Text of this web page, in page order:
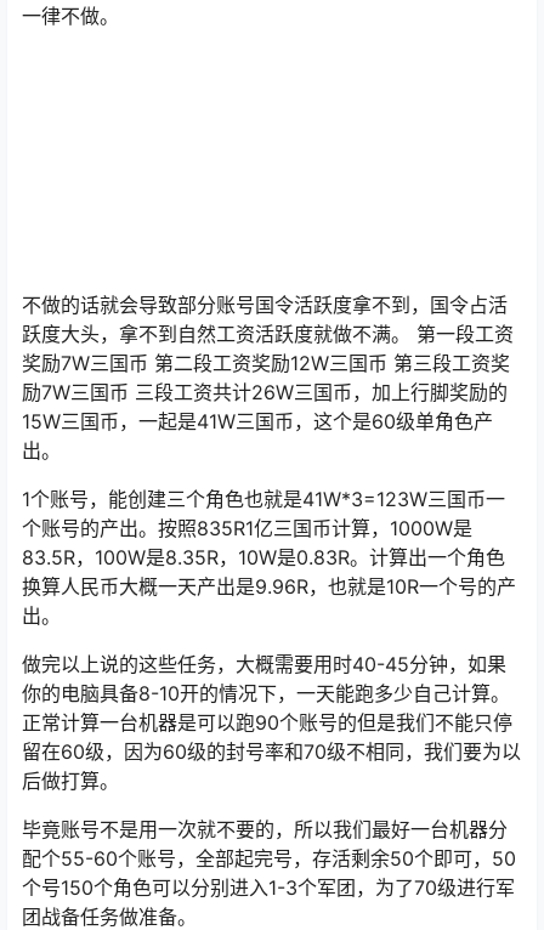
一律不做。
不做的话就会导致部分账号国令活跃度拿不到，国令占活
跃度大头，拿不到自然工资活跃度就做不满。 第一段工资
奖励7W三国币 第二段工资奖励12W三国币 第三段工资奖
励7W三国币 三段工资共计26W三国币，加上行脚奖励的
15W三国币，一起是41W三国币，这个是60级单角色产
出。
1个账号，能创建三个角色也就是41W*3=123W三国币一
个账号的产出。按照835R1亿三国币计算，1000W是
83.5R，100W是8.35R，10W是0.83R。计算出一个角色
换算人民币大概一天产出是9.96R，也就是10R一个号的产
出。
做完以上说的这些任务，大概需要用时40-45分钟，如果
你的电脑具备8-10开的情况下，一天能跑多少自己计算。
正常计算一台机器是可以跑90个账号的但是我们不能只停
留在60级，因为60级的封号率和70级不相同，我们要为以
后做打算。
毕竟账号不是用一次就不要的，所以我们最好一台机器分
配个55-60个账号，全部起完号，存活剩余50个即可，50
个号150个角色可以分别进入1-3个军团，为了70级进行军
团战备任务做准备。